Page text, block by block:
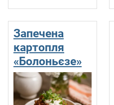
Запечена
картопля
«Болоньєзе»